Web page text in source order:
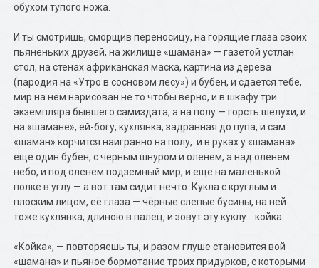
обухом тупого ножа.
И ты смотришь, сморщив переносицу, на горящие глаза своих
пьяненьких друзей, на жилище «шамана» — газетой устлан
стол, на стенах африканская маска, картина из дерева
(пародия на «Утро в сосновом лесу») и бубен, и сдаётся тебе,
мир на нём нарисован не то чтобы верно, и в шкафу три
экземпляра бывшего самиздата, а на полу — горсть шелухи, и
на «шамане», ей-богу, кухлянка, задранная до пупа, и сам
«шаман» корчится наигранно на полу, и в руках у «шамана»
ещё один бубен, с чёрным шнуром и оленем, а над оленем
небо, и под оленем подземный мир, и ещё на маленькой
полке в углу — а вот там сидит нечто. Кукла с круглым и
плоским лицом, её глаза — чёрные слепые бусины, на ней
тоже кухлянка, длиною в палец, и зовут эту куклу… койка.
«Койка», — повторяешь ты, и разом глуше становится вой
«шамана» и пьяное бормотание троих придурков, с которыми